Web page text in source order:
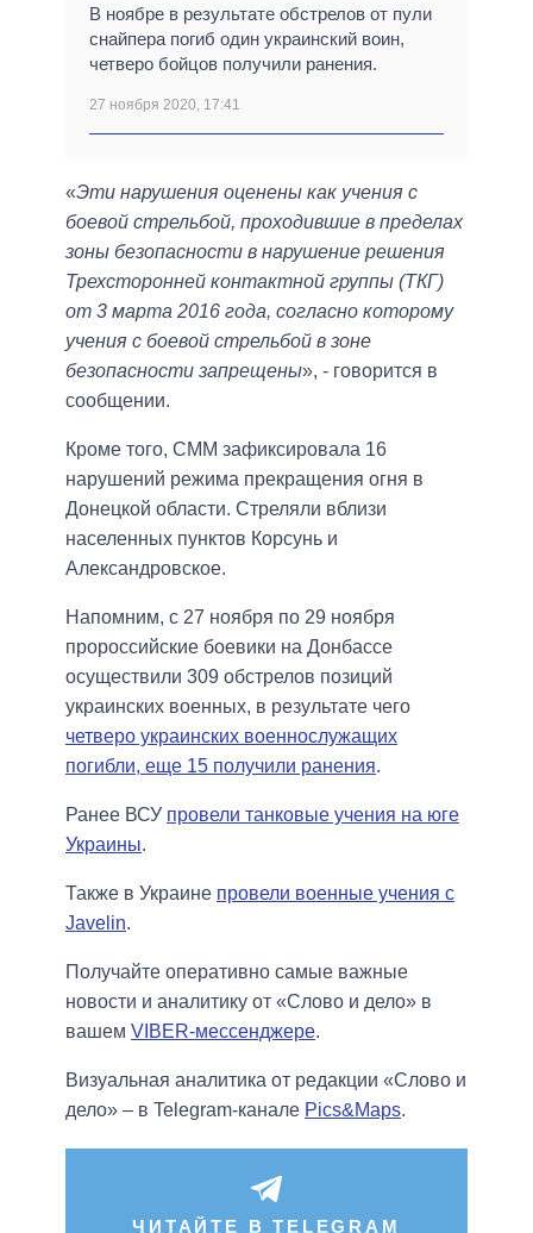
В ноябре в результате обстрелов от пули
снайпера погиб один украинский воин,
четверо бойцов получили ранения.
27 ноября 2020, 17:41
«Эти нарушения оценены как учения с
боевой стрельбой, проходившие в пределах
зоны безопасности в нарушение решения
Трехсторонней контактной группы (ТКГ)
от 3 марта 2016 года, согласно которому
учения с боевой стрельбой в зоне
безопасности запрещены», - говорится в
сообщении.
Кроме того, СММ зафиксировала 16
нарушений режима прекращения огня в
Донецкой области. Стреляли вблизи
населенных пунктов Корсунь и
Александровское.
Напомним, с 27 ноября по 29 ноября
пророссийские боевики на Донбассе
осуществили 309 обстрелов позиций
украинских военных, в результате чего
четверо украинских военнослужащих
погибли, еще 15 получили ранения.
Ранее ВСУ провели танковые учения на юге
Украины.
Также в Украине провели военные учения с
Javelin.
Получайте оперативно самые важные
новости и аналитику от «Слово и дело» в
вашем VIBER-мессенджере.
Визуальная аналитика от редакции «Слово и
дело» – в Telegram-канале Pics&Maps.
ЧИТАЙТЕ В TELEGRAM